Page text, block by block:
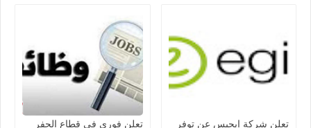
تعلن شركة إيجيس عن توفر
تعلن فوري في قطاع الحفر